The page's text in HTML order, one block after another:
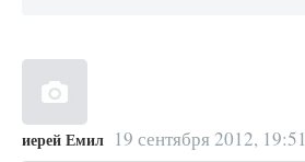
иерей Емил 19 сентября 2012, 19:51